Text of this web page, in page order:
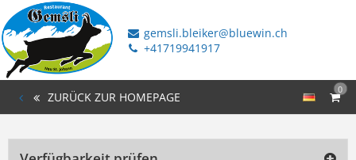
gemsli.bleiker@bluewin.ch
+41719941917
0
ZURÜCK ZUR HOMEPAGE